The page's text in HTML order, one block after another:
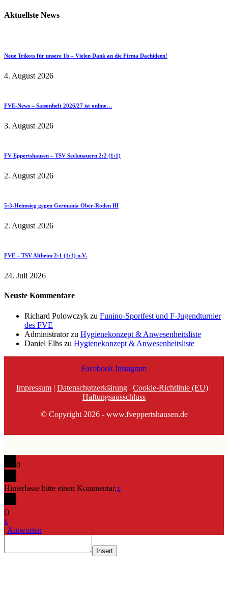
Aktuellste News
Neue Trikots für unsere 1b – Vielen Dank an die Firma Dachideen!
4. August 2026
FVE-News – Saisonheft 2026/27 ist online…
3. August 2026
FV Eppertshausen – TSV Seckmauern 2:2 (1:1)
2. August 2026
5:3-Heimsieg gegen Germania Ober-Roden III
2. August 2026
FVE – TSV Altheim 2:1 (1:1) n.V.
24. Juli 2026
Neuste Kommentare
Richard Polowczyk zu Funino-Sportfest und F-Jugendturnier
des FVE
Administratorzu Hygienekonzept & Anwesenheitsliste
Daniel Elhs zu Hygienekonzept & Anwesenheitsliste
Facebook Instagram
Impressum | Datenschutzerklärung | Cookie-Richtlinie (EU) |
Haftungsausschluss
© Copyright 2026 - www.fveppertshausen.de
0
Hinterlasse bitte einen Kommentar.x
()
x
| Antworten
Insert